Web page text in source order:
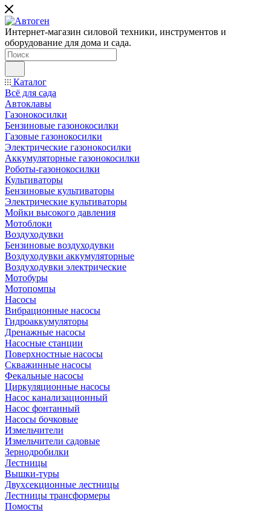
Интернет-магазин силовой техники, инструментов и
оборудование для дома и сада.
Каталог
Всё для сада
Автоклавы
Газонокосилки
Бензиновые газонокосилки
Газовые газонокосилки
Электрические газонокосилки
Аккумуляторные газонокосилки
Роботы-газонокосилки
Культиваторы
Бензиновые культиваторы
Электрические культиваторы
Мойки высокого давления
Мотоблоки
Воздуходувки
Бензиновые воздуходувки
Воздуходувки аккумуляторные
Воздуходувки электрические
Мотобуры
Мотопомпы
Насосы
Вибрационные насосы
Гидроаккумуляторы
Дренажные насосы
Насосные станции
Поверхностные насосы
Скважинные насосы
Фекальные насосы
Циркуляционные насосы
Насос канализационный
Насос фонтанный
Насосы бочковые
Измельчители
Измельчители садовые
Зернодробилки
Лестницы
Вышки-туры
Двухсекционные лестницы
Лестницы трансформеры
Помосты